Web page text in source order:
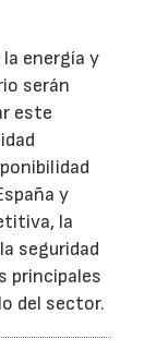
la energía y
serán
este
y
la
seguridad
principales
del sector.